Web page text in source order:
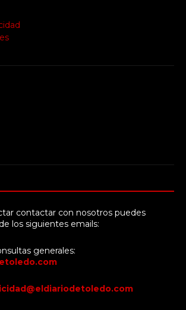
contactar con nosotros puedes
los siguientes emails:
generales: